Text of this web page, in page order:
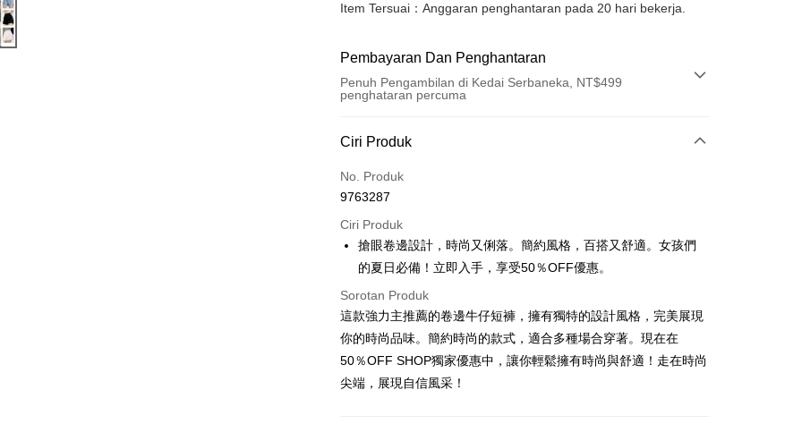
Item Tersuai：Anggaran penghantaran pada 20 hari bekerja.
Pembayaran Dan Penghantaran
Penuh Pengambilan di Kedai Serbaneka, NT$499
penghataran percuma
Kaedah Pembayaran
Kad Kredit (Bayaran Penuh)
Pengambilan di Kedai Serbaneka
LINE Pay
Apple Pay
JKOPAY
Easy Wallet
Google Pay
Ciri Produk
No. Produk
9763287
Ciri Produk
搶眼卷邊設計，時尚又俐落。簡約風格，百搭又舒適。女孩們
的夏日必備！立即入手，享受50％OFF優惠。
Sorotan Produk
這款強力主推薦的卷邊牛仔短褲，擁有獨特的設計風格，完美展現
你的時尚品味。簡約時尚的款式，適合多種場合穿著。現在在
50％OFF SHOP獨家優惠中，讓你輕鬆擁有時尚與舒適！走在時尚
尖端，展現自信風采！